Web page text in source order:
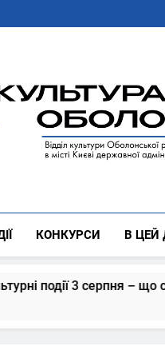
КОНКУРСИ В ЦЕЙ
3 серпня – що сталось